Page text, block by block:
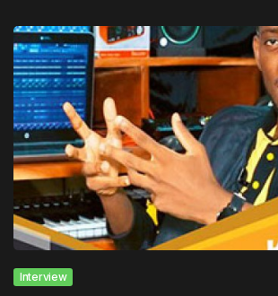
Interview